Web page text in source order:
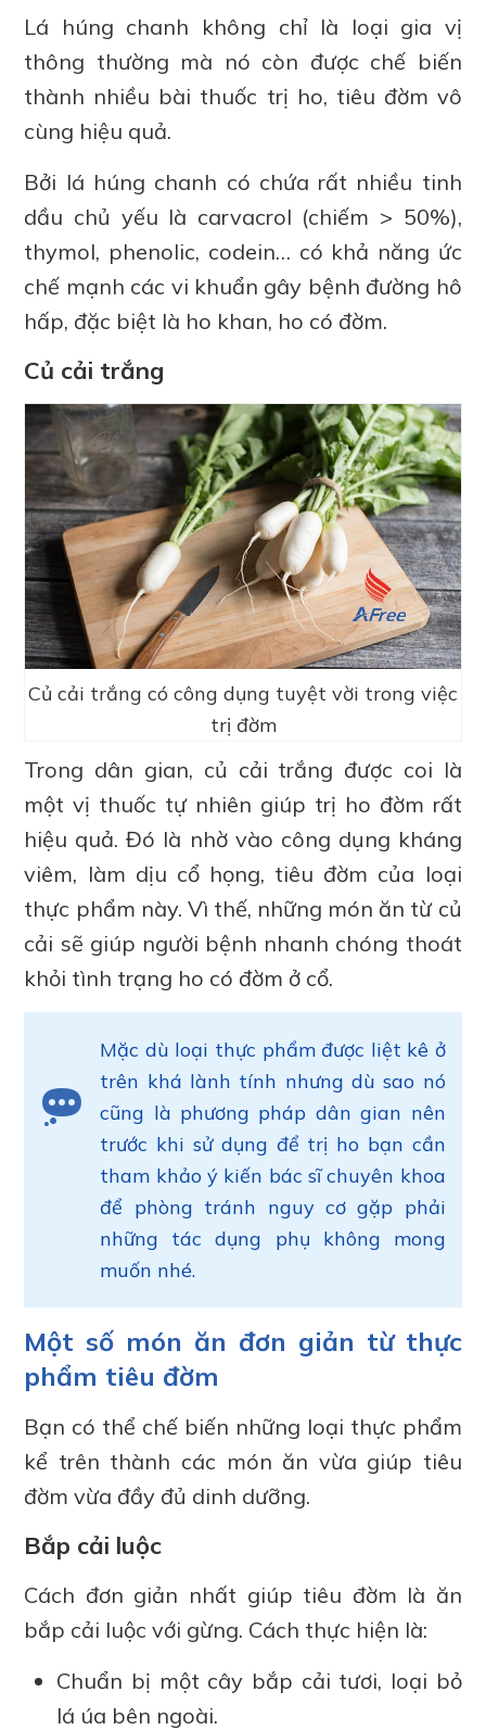
Lá húng chanh không chỉ là loại gia vị
thông thường mà nó còn được chế biến
thành nhiều bài thuốc trị ho, tiêu đờm vô
cùng hiệu quả.
Bởi lá húng chanh có chứa rất nhiều tinh
dầu chủ yếu là carvacrol (chiếm > 50%),
thymol, phenolic, codein… có khả năng ức
chế mạnh các vi khuẩn gây bệnh đường hô
hấp, đặc biệt là ho khan, ho có đờm.
Củ cải trắng
Củ cải trắng có công dụng tuyệt vời trong việc
trị đờm
Trong dân gian, củ cải trắng được coi là
một vị thuốc tự nhiên giúp trị ho đờm rất
hiệu quả. Đó là nhờ vào công dụng kháng
viêm, làm dịu cổ họng, tiêu đờm của loại
thực phẩm này. Vì thế, những món ăn từ củ
cải sẽ giúp người bệnh nhanh chóng thoát
khỏi tình trạng ho có đờm ở cổ.
Mặc dù loại thực phẩm được liệt kê ở
trên khá lành tính nhưng dù sao nó
cũng là phương pháp dân gian nên
trước khi sử dụng để trị ho bạn cần
tham khảo ý kiến bác sĩ chuyên khoa
để phòng tránh nguy cơ gặp phải
những tác dụng phụ không mong
muốn nhé.
Một số món ăn đơn giản từ thực
phẩm tiêu đờm
Bạn có thể chế biến những loại thực phẩm
kể trên thành các món ăn vừa giúp tiêu
đờm vừa đầy đủ dinh dưỡng.
Bắp cải luộc
Cách đơn giản nhất giúp tiêu đờm là ăn
bắp cải luộc với gừng. Cách thực hiện là:
Chuẩn bị một cây bắp cải tươi, loại bỏ
lá úa bên ngoài.